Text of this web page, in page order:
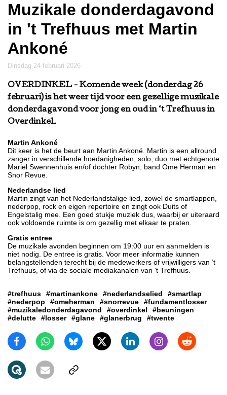
Muzikale donderdagavond
in 't Trefhuus met Martin
Ankoné
dinsdag 24 februari 2026
OVERDINKEL - Komende week (donderdag 26
februari) is het weer tijd voor een gezellige muzikale
donderdagavond voor jong en oud in ‘t Trefhuus in
Overdinkel.
Martin Ankoné
Dit keer is het de beurt aan Martin Ankoné. Martin is een allround
zanger in verschillende hoedanigheden, solo, duo met echtgenote
Mariel Swennenhuis en/of dochter Robyn, band Ome Herman en
Snor Revue.
Nederlandse lied
Martin zingt van het Nederlandstalige lied, zowel de smartlappen,
nederpop, rock en eigen repertoire en zingt ook Duits of
Engelstalig mee. Een goed stukje muziek dus, waarbij er uiteraard
ook voldoende ruimte is om gezellig met elkaar te praten.
Gratis entree
De muzikale avonden beginnen om 19:00 uur en aanmelden is
niet nodig. De entree is gratis. Voor meer informatie kunnen
belangstellenden terecht bij de medewerkers of vrijwilligers van ’t
Trefhuus, of via de sociale mediakanalen van ’t Trefhuus.
#trefhuus #martinankone #nederlandselied
#smartlap
#nederpop
#omeherman #snorrevue
#fundamentlosser
#muzikaledonderdagavond
#overdinkel
#beuningen
#delutte
#losser #glane #glanerbrug #twente